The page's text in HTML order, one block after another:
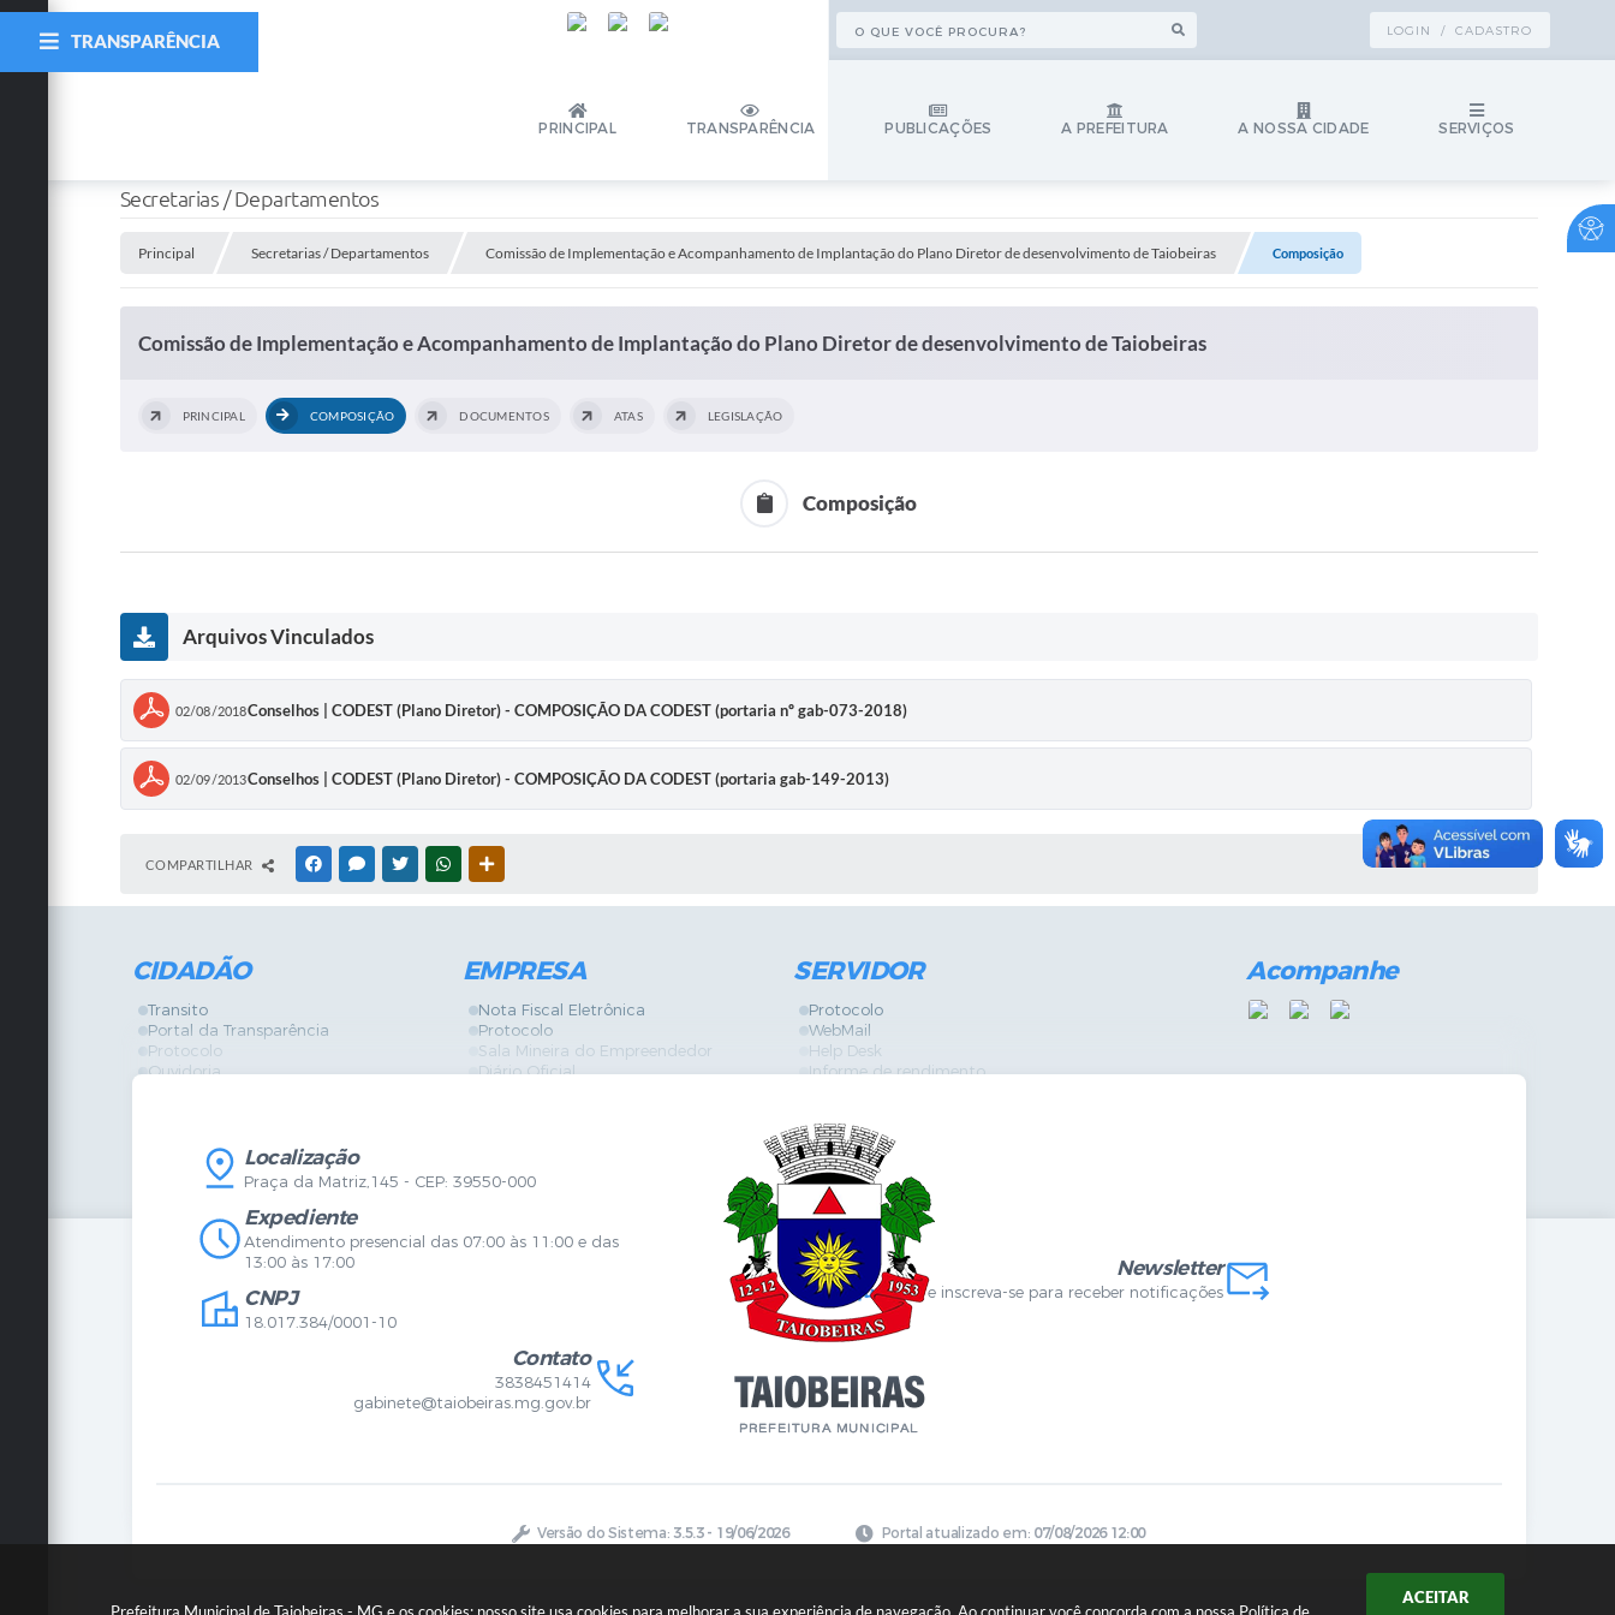
ACEITAR
LOGIN / CADASTRO
PRINCIPAL TRANSPARÊNCIA PUBLICAÇÕES A PREFEITURA A NOSSA CIDADE SERVIÇOS
TRANSPARÊNCIA
Secretarias / Departamentos
Principal Secretarias / Departamentos Comissão de Implementação e Acompanhamento de Implantação do Plano Diretor de desenvolvimento de Taiobeiras Composição
Comissão de Implementação e Acompanhamento de Implantação do Plano Diretor de desenvolvimento de Taiobeiras
PRINCIPAL COMPOSIÇÃO DOCUMENTOS ATAS LEGISLAÇÃO
Composição
Arquivos Vinculados
02/08/2018Conselhos | CODEST (Plano Diretor) - COMPOSIÇÃO DA CODEST (portaria nº gab-073-2018)
02/09/2013Conselhos | CODEST (Plano Diretor) - COMPOSIÇÃO DA CODEST (portaria gab-149-2013)
COMPARTILHAR FACEBOOKMESSENGER
TWITTERWHATSAPP
CIDADÃO
Transito
Portal da Transparência
Protocolo
Ouvidoria
Legislação
Diário Oficial
Mapa do Site
Certidões
Agenda de Eventos
Concursos
Telefones Úteis
EMPRESA
Nota Fiscal Eletrônica
Protocolo
Sala Mineira do Empreendedor
Diário Oficial
Serviços Online
Vigilância Sanitária
SERVIDOR
Protocolo
WebMail
Help Desk
Informe de rendimento
GPI
Diário Oficial
Fale com RH
SGDI - Sistema de Gerência de Demandas Internas
Concurso Público e Processo Seletivo
Portal da Atenção Primaria
Acompanhe
Localização
Praça da Matriz,145 - CEP: 39550-000
Expediente
Atendimento presencial das 07:00 às 11:00 e das
13:00 às 17:00
CNPJ
18.017.384/0001-10
Contato
3838451414
gabinete@taiobeiras.mg.gov.br
Newsletter
Clique aquie inscreva-se para receber notificações
Versão do Sistema: 3.5.3 - 19/06/2026 Portal atualizado em: 07/08/2026 12:00